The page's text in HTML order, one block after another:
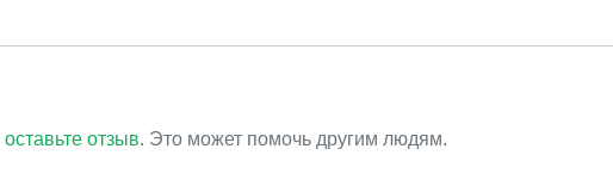
оставьте отзыв. Это может помочь другим людям.